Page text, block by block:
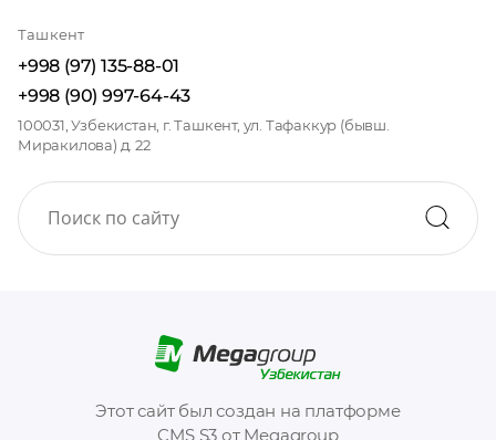
Этот сайт был создан на платформе
CMS S3 от Megagroup
Ташкент
+998 (97) 135-88-01
+998 (90) 997-64-43
100031, Узбекистан, г. Ташкент, ул. Тафаккур (бывш.
Миракилова) д. 22